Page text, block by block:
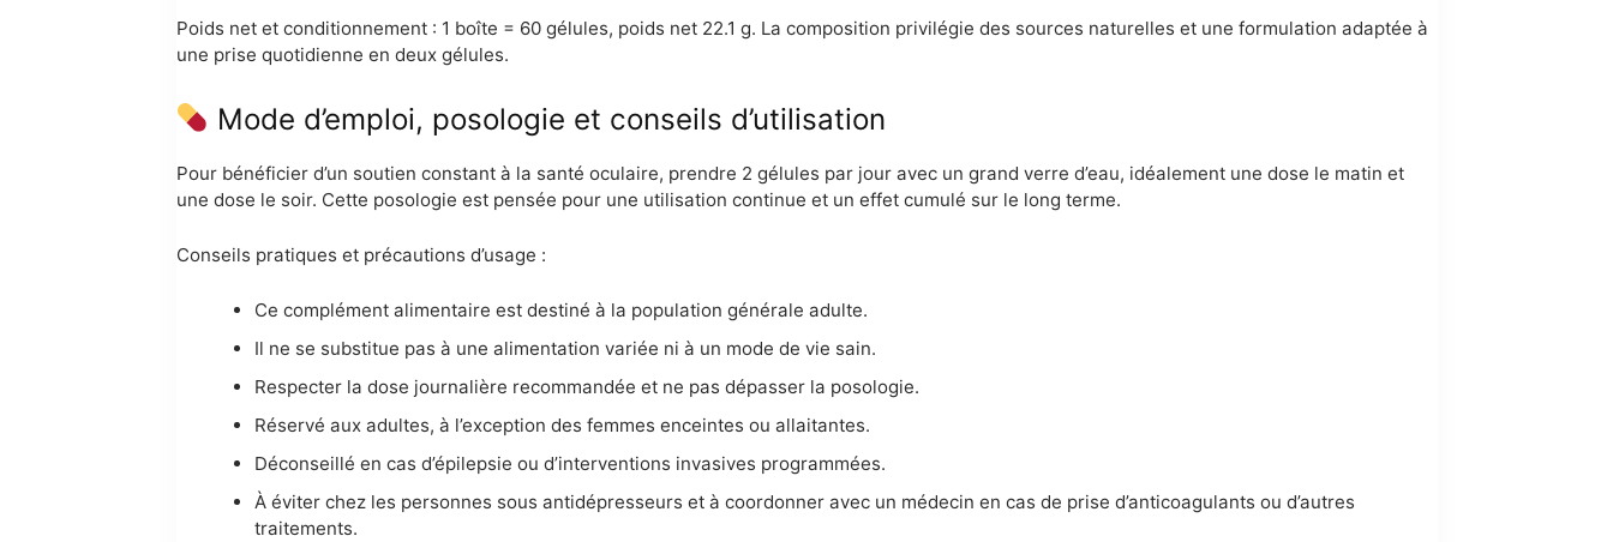
Poids net et conditionnement : 1 boîte = 60 gélules, poids net 22.1 g. La composition privilégie des sources naturelles et une formulation adaptée à
une prise quotidienne en deux gélules.
Mode d’emploi, posologie et conseils d’utilisation
Pour bénéficier d’un soutien constant à la santé oculaire, prendre 2 gélules par jour avec un grand verre d’eau, idéalement une dose le matin et
une dose le soir. Cette posologie est pensée pour une utilisation continue et un effet cumulé sur le long terme.
Conseils pratiques et précautions d’usage :
Ce complément alimentaire est destiné à la population générale adulte.
Il ne se substitue pas à une alimentation variée ni à un mode de vie sain.
Respecter la dose journalière recommandée et ne pas dépasser la posologie.
Réservé aux adultes, à l’exception des femmes enceintes ou allaitantes.
Déconseillé en cas d’épilepsie ou d’interventions invasives programmées.
À éviter chez les personnes sous antidépresseurs et à coordonner avec un médecin en cas de prise d’anticoagulants ou d’autres
traitements.